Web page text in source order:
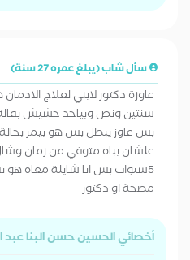
سأل شاب (يبلغ عمره 27 سنة)
سنتين ونص وبياخد حشيش
بس عاوز يبطل بس هو بيمر
علشان بباه متوفي من زمان
5سنوات بس انا شايلة معاه
مصحة او دكتور
أخصائي الحسين حسن البنا عبد